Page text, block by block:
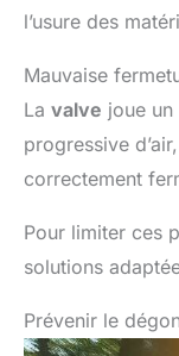
l’usure des
Mauvaise
La valve joue
progressive
correctement
Pour limiter ces
solutions
Prévenir le